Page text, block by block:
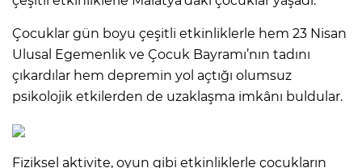
Çocuklar gün boyu çeşitli etkinliklerle hem 23 Nisan
Ulusal Egemenlik ve Çocuk Bayramı’nın tadını
çıkardılar hem depremin yol açtığı olumsuz
psikolojik etkilerden de uzaklaşma imkânı buldular.
Fiziksel aktivite, oyun gibi etkinliklerle çocukların